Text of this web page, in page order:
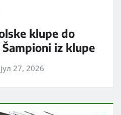
klupe do
iz klupe
јул 27, 2026